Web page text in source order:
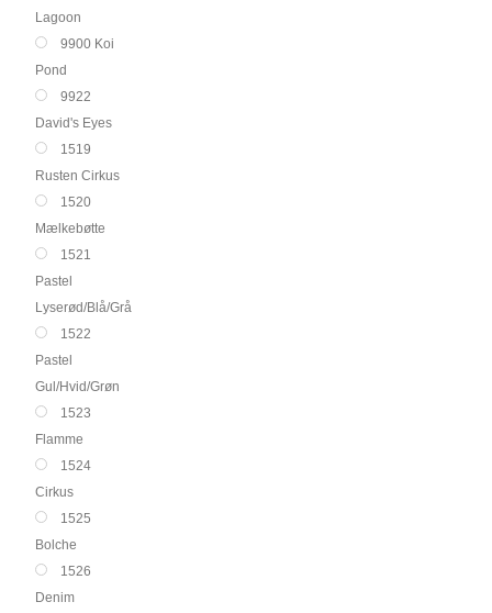
Lagoon
9900 Koi
Pond
9922
David's Eyes
1519
Rusten Cirkus
1520
Mælkebøtte
1521
Pastel
Lyserød/Blå/Grå
1522
Pastel
Gul/Hvid/Grøn
1523
Flamme
1524
Cirkus
1525
Bolche
1526
Denim